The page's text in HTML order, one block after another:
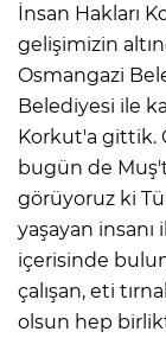
İnsan Hakları
gelişimizin
Osmangazi
Belediyesi ile
Korkut'a gittik.
bugün de
görüyoruz ki
yaşayan
içerisinde
çalışan, eti
olsun hep